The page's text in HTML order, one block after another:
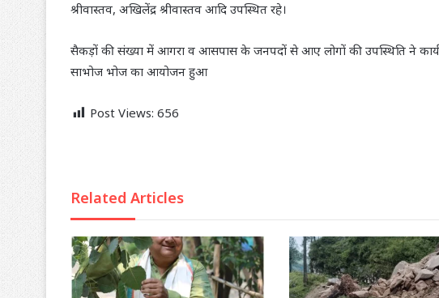
श्रीवास्तव, अखिलेंद्र श्रीवास्तव आदि उपस्थित रहे।
सैकड़ों की संख्या में आगरा व आसपास के जनपदों से आए लोगों की उपस्थिति ने
साभोज भोज का आयोजन हुआ
Post Views: 656
Related Articles